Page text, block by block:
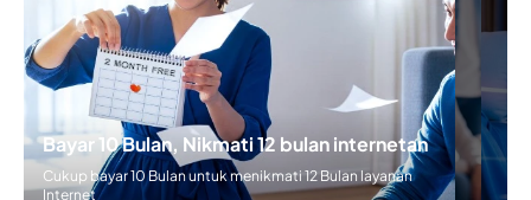
Bayar 10 Bulan, Nikmati 12 bulan internetan
Cukup bayar 10 Bulan untuk menikmati 12 Bulan layanan
Internet